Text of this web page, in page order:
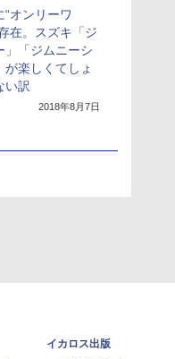
“オンリーワ
在。スズキ「ジ
」「ジムニーシ
が楽しくてしょ
い訳
2018年8月7日
イカロス出版